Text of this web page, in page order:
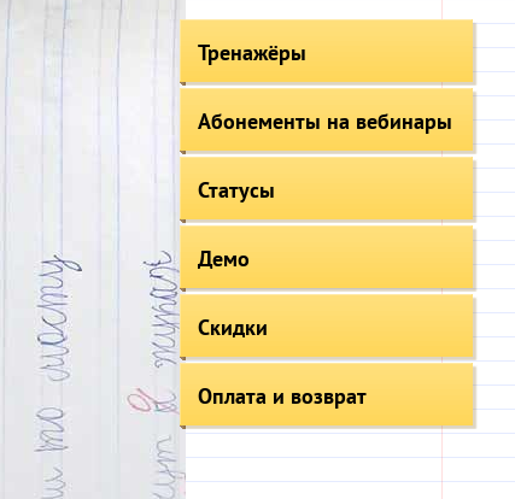
Тренажёры
Абонементы на вебинары
Статусы
Демо
Скидки
Оплата и возврат